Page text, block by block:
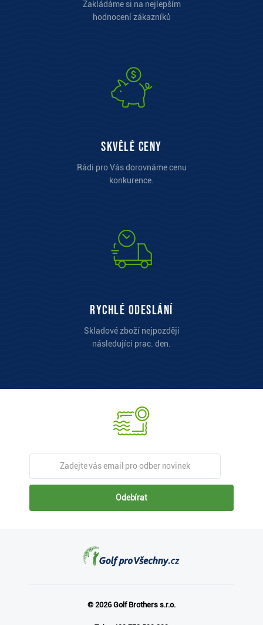
Zakládáme si na nejlepším
hodnocení zákazníků
Skvělé ceny
Rádi pro Vás dorovnáme cenu
konkurence.
Rychlé odeslání
Skladové zboží nejpozději
následujíci prac. den.
Odebírat
© 2026 Golf Brothers s.r.o.